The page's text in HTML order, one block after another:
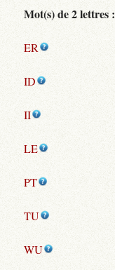
Mot(s) de 2 lettres :
ER
ID
II
LE
PT
TU
WU